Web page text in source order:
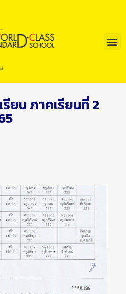
ยน ภาคเรียนที่ 2